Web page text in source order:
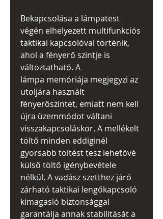
Bekapcsolása a lámpatest
végén elhelyezett multifunkciós
taktikai kapcsolóval történik,
ahol a fényerő szintje is
változtatható. A
lámpa memóriája megjegyzi az
utoljára használt
fényerőszintet, emiatt nem kell
újra üzemmódot váltani
visszakapcsoláskor. A mellékelt
töltő minden eddiginél
gyorsabb töltést tesz lehetővé
külső töltő igénybevétele
nélkül. A vadász szetthez járó
zárható taktikai lengőkapcsoló
kimagasló biztonsággal
garantálja annak stabilitását a